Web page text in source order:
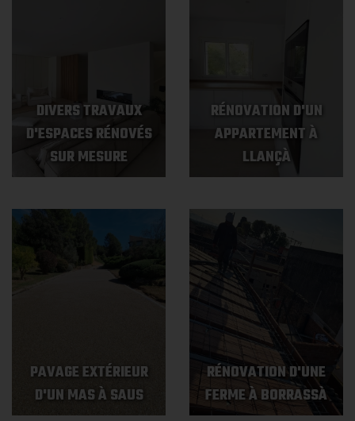
DIVERS TRAVAUX
D'ESPACES RÉNOVÉS
SUR MESURE
RÉNOVATION D'UN
APPARTEMENT À
LLANÇÀ
PAVAGE EXTÉRIEUR
D'UN MAS À SAUS
RÉNOVATION D'UNE
FERME À BORRASSÀ